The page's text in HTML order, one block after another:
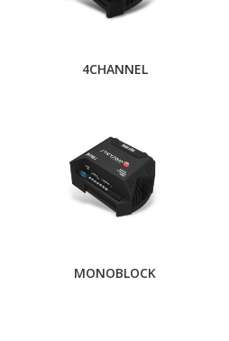
4CHANNEL
MONOBLOCK